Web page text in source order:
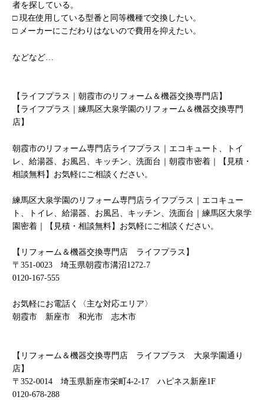
者を探している。
□ 現在使用している型番と同等機種で交換したい。
□ メーカーにこだわりはないので費用を抑えたい。
などなど…
【ライフプラス｜朝霞市のリフォーム＆機器交換専門店】
【ライフプラス｜練馬区大泉学園のリフォーム＆機器交換専門
店】
朝霞市のリフォーム専門店ライフプラス｜エコキュート、トイ
レ、給湯器、お風呂、キッチン、洗面台｜朝霞市密着｜【見積・
相談無料】お気軽にご相談ください。
練馬区大泉学園のリフォーム専門店ライフプラス｜エコキュー
ト、トイレ、給湯器、お風呂、キッチン、洗面台｜練馬区大泉学
園密着｜【見積・相談無料】お気軽にご相談ください。
【リフォーム＆機器交換専門店 ライフプラス】
〒 351-0023埼玉県朝霞市溝沼1272₋7
0120-167-555
お気軽にお電話く〈主な対応エリア〉
朝霞市 新座市 和光市 志木市
【リフォーム＆機器交換専門店 ライフプラス 大泉学園通り
店】
〒 352-0014埼玉県新座市栄町4-2-17 ハピネス新座1F
0120-678-288